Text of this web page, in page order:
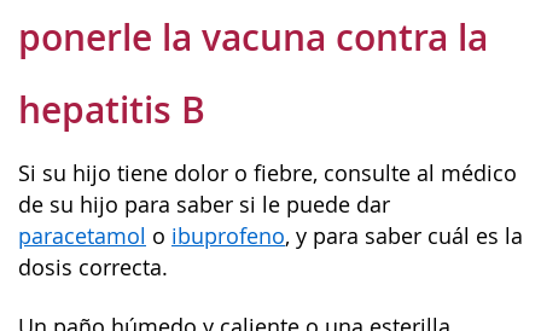
ponerle la vacuna contra la
hepatitis B
Si su hijo tiene dolor o fiebre, consulte al médico
de su hijo para saber si le puede dar
paracetamol o ibuprofeno, y para saber cuál es la
dosis correcta.